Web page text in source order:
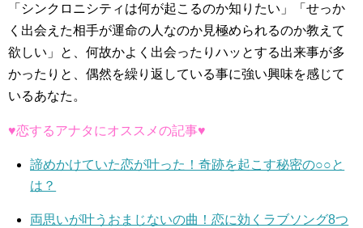
「シンクロニシティは何が起こるのか知りたい」「せっか
く出会えた相手が運命の人なのか見極められるのか教えて
欲しい」と、何故かよく出会ったりハッとする出来事が多
かったりと、偶然を繰り返している事に強い興味を感じて
いるあなた。
♥恋するアナタにオススメの記事♥
諦めかけていた恋が叶った！奇跡を起こす秘密の○○と
は？
両思いが叶うおまじないの曲！恋に効くラブソング8つ